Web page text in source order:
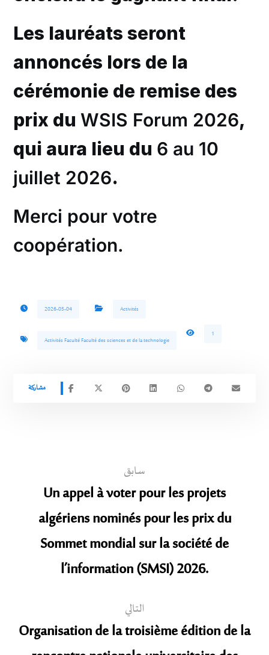
Les lauréats seront
annoncés lors de la
cérémonie de remise des
prix duWSIS Forum 2026,
qui aura lieu du 6 au 10
juillet 2026.
Merci pour votre
coopération.
2026-05-04 Activités
Activités Faculté Faculté des sciences et de la technologie
1
سابق
Un appel à voter pour les projets
algériens nominés pour les prix du
Sommet mondial sur la société de
l’information (SMSI) 2026.
التالي
Organisation de la troisième édition de la